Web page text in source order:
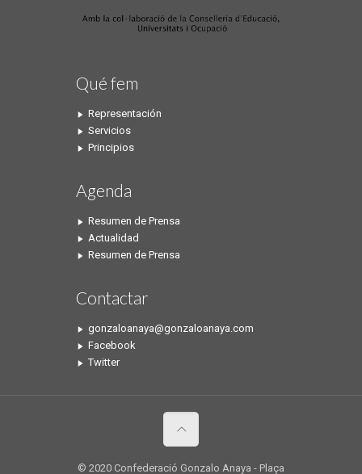
Qué fem
Representación
Servicios
Principios
Agenda
Resumen de Prensa
Actualidad
Resumen de Prensa
Contactar
gonzaloanaya@gonzaloanaya.com
Facebook
Twitter
© 2020 Confederació Gonzalo Anaya - Plaça